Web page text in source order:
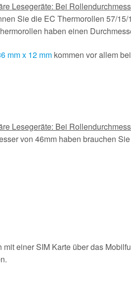
Lesegeräte: Bei
Sie die EC Thermorollen 57/
haben einen
mm x 12 mm kommen vor allem
Lesegeräte: Bei
von 46mm haben brauchen
einer SIM Karte über das